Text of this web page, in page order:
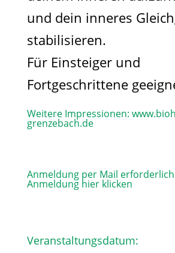
und dein inneres
stabilisieren.
Für Einsteiger und
Fortgeschrittene
Weitere Impressionen:
grenzebach.de
Anmeldung per Mail
Anmeldung hier klicken
Veranstaltungsdatum: